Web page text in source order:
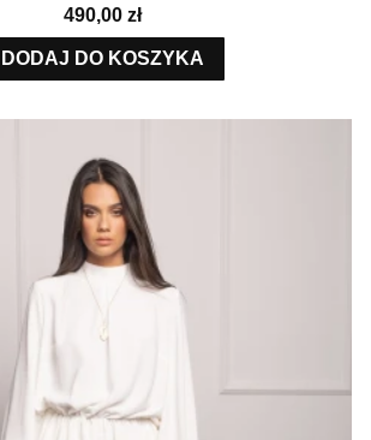
Cena
490,00 zł
DODAJ DO KOSZYKA